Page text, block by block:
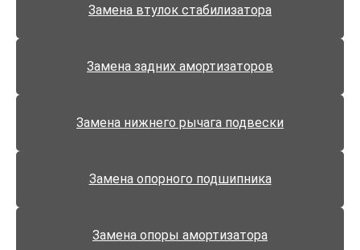
Замена втулок стабилизатора
Замена задних амортизаторов
Замена нижнего рычага подвески
Замена опорного подшипника
Замена опоры амортизатора